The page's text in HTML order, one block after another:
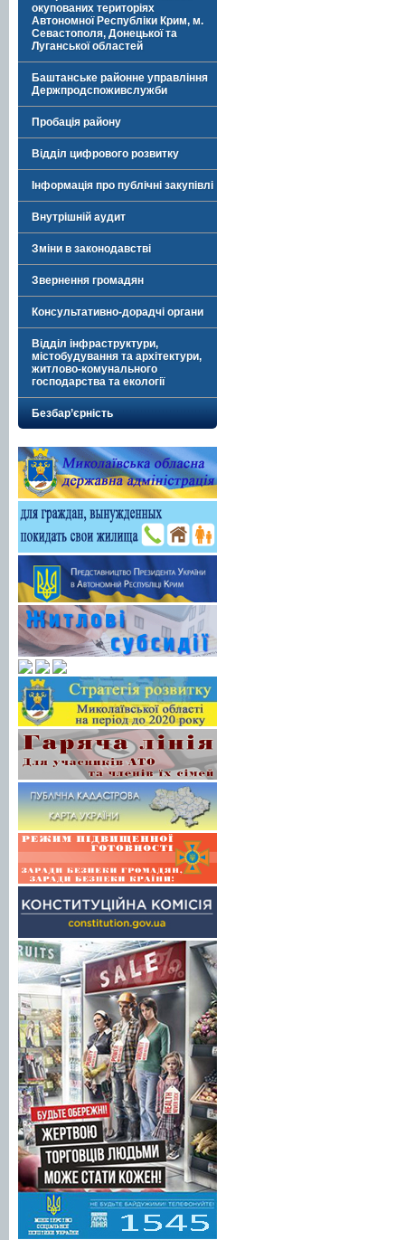
окупованих територіях
Автономної Республіки Крим, м.
Севастополя, Донецької та
Луганської областей
Баштанське районне управління
Держпродспоживслужби
Пробація району
Відділ цифрового розвитку
Інформація про публічні закупівлі
Внутрішній аудит
Зміни в законодавстві
Звернення громадян
Консультативно-дорадчі органи
Відділ інфраструктури,
містобудування та архітектури,
житлово-комунального
господарства та екології
Безбар’єрність